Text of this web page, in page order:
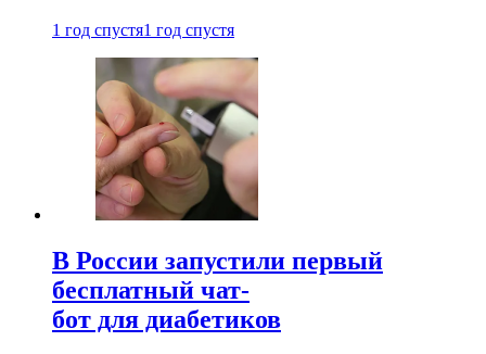
1 год спустя1 год спустя
В России запустили первый
бесплатный чат-
бот для диабетиков